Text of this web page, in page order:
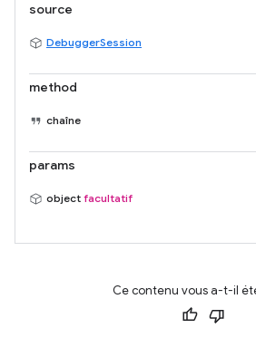
source
DebuggerSession
method
chaîne
params
object facultatif
Ce contenu vous a-t-il